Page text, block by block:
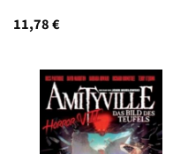
11,78€